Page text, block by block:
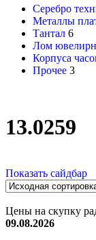
Серебро
Металлы
Тантал 6
Лом
Корпуса
Прочее 3
13.0259
Показать сайдбар
Цены на скупку
09.08.2026